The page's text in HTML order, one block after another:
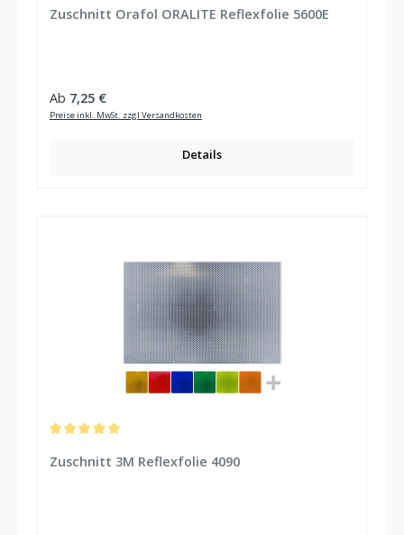
Zuschnitt Orafol ORALITE Reflexfolie 5600E
Regulärer Preis:
Ab 7,25 €
Preise inkl. MwSt. zzgl Versandkosten
Details
Zuschnitt 3M Reflexfolie 4090